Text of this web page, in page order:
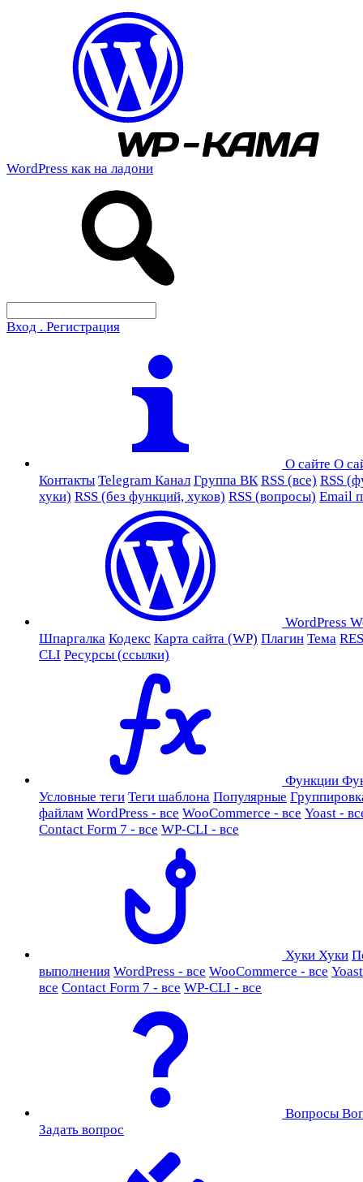
WordPress как на ладони
Вход . Регистрация
О сайте О
Контакты Telegram Канал Группа ВК RSS (все) RSS
хуки) RSS (без функций, хуков) RSS (вопросы) Email
WordPress
Шпаргалка Кодекс Карта сайта (WP) Плагин Тема
CLI Ресурсы (ссылки)
Функции
Условные теги Теги шаблона Популярные
файлам WordPress - все WooCommerce - все Yoast -
Contact Form 7 - все WP-CLI - все
Хуки Хуки
выполнения WordPress - все WooCommerce - все
все Contact Form 7 - все WP-CLI - все
Вопросы
Задать вопрос